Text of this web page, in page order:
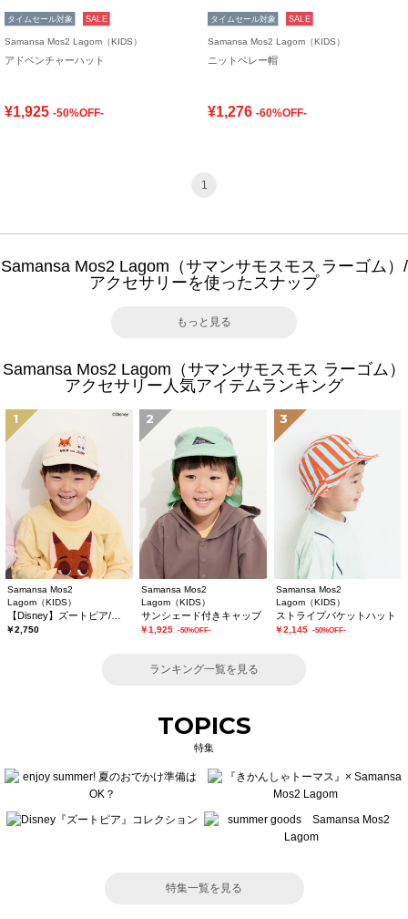
タイムセール対象 SALE
Samansa Mos2 Lagom（KIDS）
アドベンチャーハット
¥1,925 -50%OFF-
タイムセール対象 SALE
Samansa Mos2 Lagom（KIDS）
ニットベレー帽
¥1,276 -60%OFF-
1
Samansa Mos2 Lagom（サマンサモスモス ラーゴム）/
アクセサリーを使ったスナップ
もっと見る
Samansa Mos2 Lagom（サマンサモスモス ラーゴム）
アクセサリー人気アイテムランキング
1
Samansa Mos2
Lagom（KIDS）
￥2,750
2
Samansa Mos2
Lagom（KIDS）
サンシェード付きキャップ
￥1,925 -50%OFF-
3
Samansa Mos2
Lagom（KIDS）
ストライプバケットハット
￥2,145 -50%OFF-
ランキング一覧を見る
TOPICS
特集
特集一覧を見る